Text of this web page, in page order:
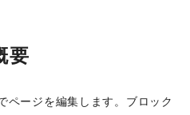
要
ページを編集します。ブロック